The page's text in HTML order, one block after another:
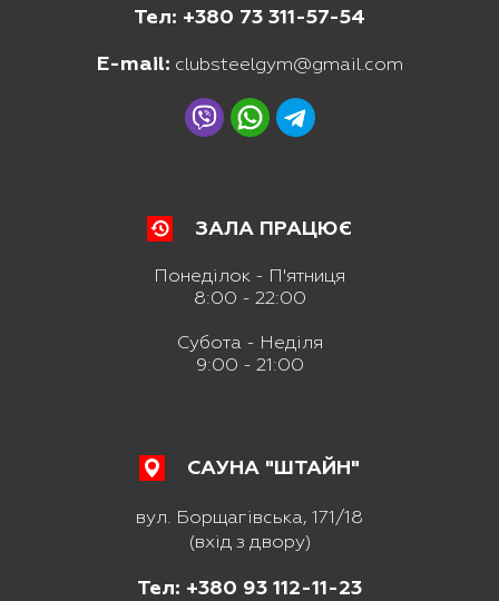
Тел: +380 73 311-57-54
E-mail: clubsteelgym@gmail.com
ЗАЛА ПРАЦЮЄ
Понеділок - П'ятниця
8:00 - 22:00
Субота - Неділя
9:00 - 21:00
САУНА "ШТАЙН"
вул. Борщагівська, 171/18
(вхід з двору)
Тел: +380 93 112-11-23